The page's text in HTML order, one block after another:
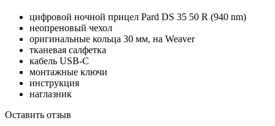
цифровой ночной прицел Pard DS 35 50 R (940 nm)
неопреновый чехол
оригинальные кольца 30 мм, на Weaver
тканевая салфетка
кабель USB-C
монтажные ключи
инструкция
наглазник
Оставить отзыв